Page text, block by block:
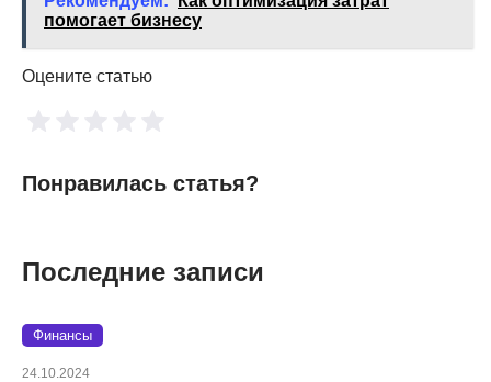
помогает бизнесу
Оцените статью
Понравилась статья?
Последние записи
Финансы
24.10.2024